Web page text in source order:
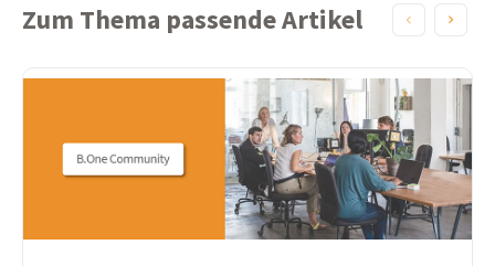
Zum Thema passende Artikel